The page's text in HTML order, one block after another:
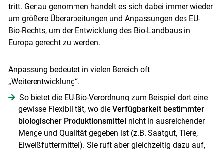
tritt. Genau genommen handelt es sich dabei immer wieder
um größere Überarbeitungen und Anpassungen des EU-
Bio-Rechts, um der Entwicklung des Bio-Landbaus in
Europa gerecht zu werden.
Anpassung bedeutet in vielen Bereich oft
„Weiterentwicklung“.
So bietet die EU-Bio-Verordnung zum Beispiel dort eine
gewisse Flexibilität, wo die Verfügbarkeit bestimmter
biologischer Produktionsmittel nicht in ausreichender
Menge und Qualität gegeben ist (z.B. Saatgut, Tiere,
Eiweißfuttermittel). Sie ruft aber gleichzeitig dazu auf,